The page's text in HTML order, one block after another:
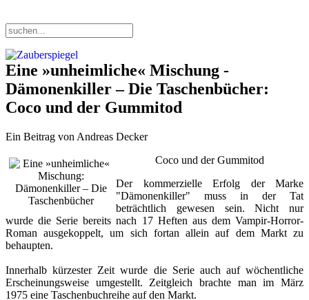
Eine »unheimliche« Mischung -
Dämonenkiller – Die Taschenbücher:
Coco und der Gummitod
Ein Beitrag von Andreas Decker
Coco und der Gummitod
Der kommerzielle Erfolg der Marke
"Dämonenkiller" muss in der Tat
beträchtlich gewesen sein. Nicht nur
wurde die Serie bereits nach 17 Heften aus dem Vampir-Horror-
Roman ausgekoppelt, um sich fortan allein auf dem Markt zu
behaupten.
Innerhalb kürzester Zeit wurde die Serie auch auf wöchentliche
Erscheinungsweise umgestellt. Zeitgleich brachte man im März
1975 eine Taschenbuchreihe auf den Markt.